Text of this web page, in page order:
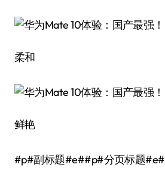
柔和
鲜艳
#p#副标题#e##p#分页标题#e#